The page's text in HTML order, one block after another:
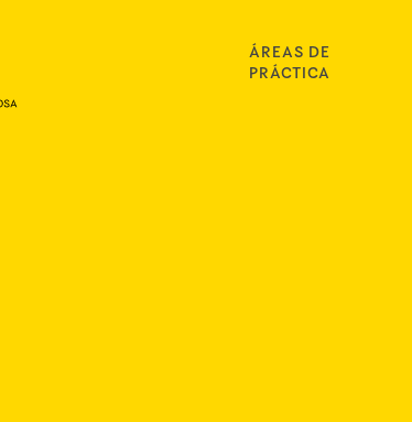
ÁREAS DE
PRÁCTICA